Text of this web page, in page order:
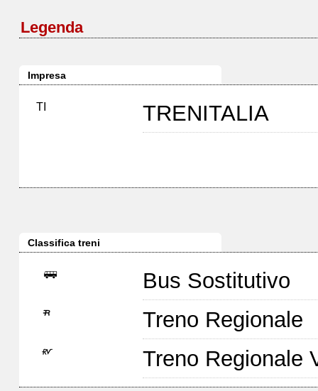
Legenda
Impresa
TI TRENITALIA
Classifica treni
Bus Sostitutivo
Treno Regionale
Treno Regionale